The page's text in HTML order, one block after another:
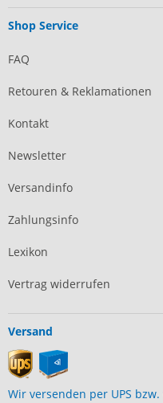
Shop Service
FAQ
Retouren & Reklamationen
Kontakt
Newsletter
Versandinfo
Zahlungsinfo
Lexikon
Vertrag widerrufen
Versand
Wir versenden per UPS